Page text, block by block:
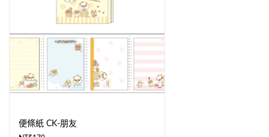
便條紙 CK-朋友